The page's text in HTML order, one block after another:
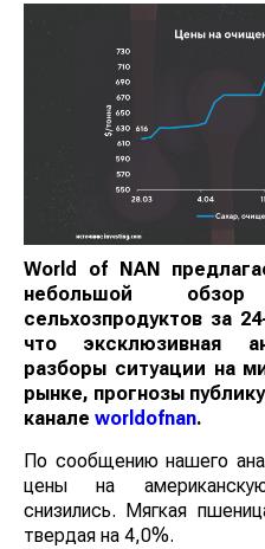
World of NAN
небольшой
сельхозпродуктов за
что эксклюзивная
разборы ситуации на
рынке, прогнозы
канале worldofnan.
По сообщению нашего
цены на
снизились. Мягкая
твердая на 4,0%.